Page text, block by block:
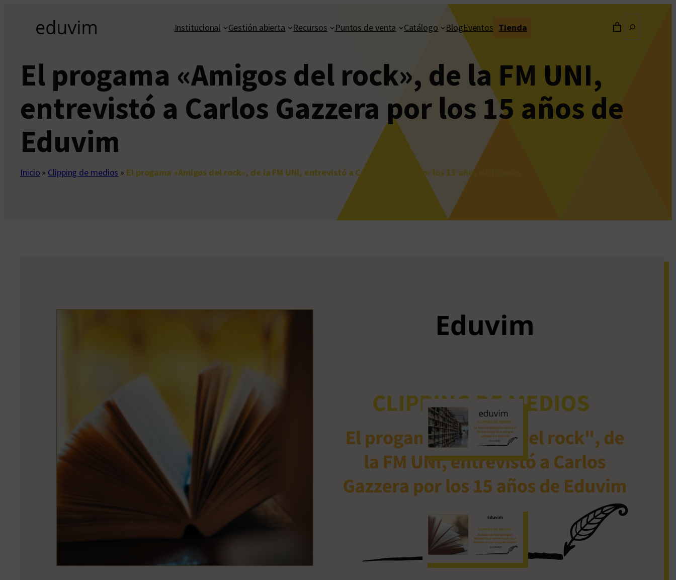
contenido
Institucional Gestión abierta Recursos Puntos de venta Catálogo BlogEventos Tienda
El progama «Amigos del rock», de la FM UNI,
entrevistó a Carlos Gazzera por los 15 años de
Eduvim
Inicio » Clipping de medios » El progama «Amigos del rock», de la FM UNI, entrevistó a Carlos Gazzera por los 15 años de Eduvim
Antiguos clipping de
La Revista Analogías
de la sangre, editado
por Eduvim
19 de noviembre de 2022
Antropologías
difundió la
presentación de
«¿Qué hacemos con